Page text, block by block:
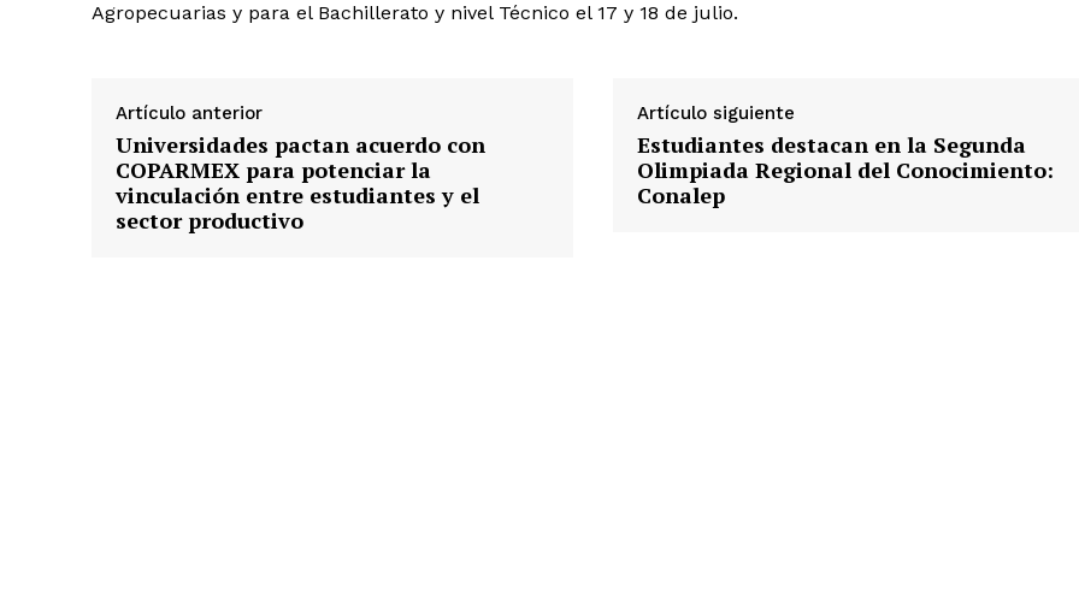
Agropecuarias y para el Bachillerato y nivel Técnico el 17 y 18 de julio.
Artículo anterior
Universidades pactan acuerdo con
COPARMEX para potenciar la
vinculación entre estudiantes y el
sector productivo
Artículo siguiente
Estudiantes destacan en la Segunda
Olimpiada Regional del Conocimiento:
Conalep